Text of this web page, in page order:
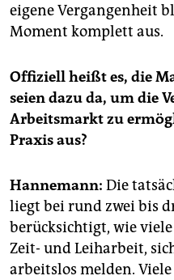
eigene Vergangenheit
Moment komplett aus.
Offiziell heißt es, die
seien dazu da, um die
Arbeitsmarkt zu
Praxis aus?
Hannemann: Die
liegt bei rund zwei bis
berücksichtigt, wie
Zeit- und Leiharbeit,
arbeitslos melden.